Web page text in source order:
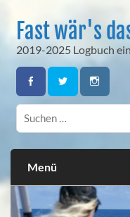
contentFast wär's
2019-2025 Logbuch
Menü